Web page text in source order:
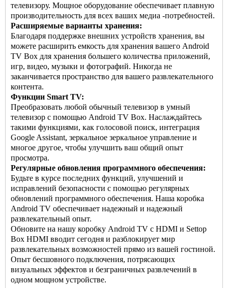
телевизору. Мощное оборудование обеспечивает плавную
производительность для всех ваших медиа -потребностей.
Расширяемые варианты хранения:
Благодаря поддержке внешних устройств хранения, вы
можете расширить емкость для хранения вашего Android
TV Box для хранения большего количества приложений,
игр, видео, музыки и фотографий. Никогда не
заканчивается пространство для вашего развлекательного
контента.
Функции Smart TV:
Преобразовать любой обычный телевизор в умный
телевизор с помощью Android TV Box. Наслаждайтесь
такими функциями, как голосовой поиск, интеграция
Google Assistant, зеркальное зеркальное управление и
многое другое, чтобы улучшить ваш общий опыт
просмотра.
Регулярные обновления программного обеспечения:
Будьте в курсе последних функций, улучшений и
исправлений безопасности с помощью регулярных
обновлений программного обеспечения. Наша коробка
Android TV обеспечивает надежный и надежный
развлекательный опыт.
Обновите на нашу коробку Android TV с HDMI и Settop
Box HDMI вводит сегодня и разблокирует мир
развлекательных возможностей прямо из вашей гостиной.
Опыт бесшовного подключения, потрясающих
визуальных эффектов и безграничных развлечений в
одном мощном устройстве.